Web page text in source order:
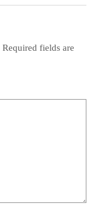
Required fields are